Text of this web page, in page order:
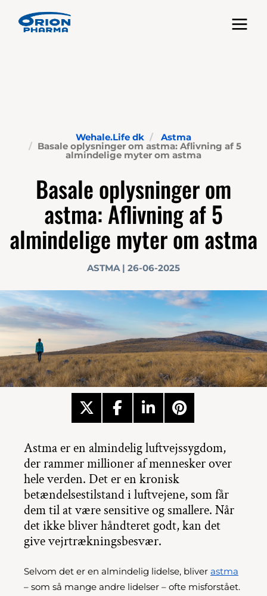
Toggle
Wehale.Life dk Astma
Basale oplysninger om astma: Aflivning af 5
almindelige myter om astma
Basale oplysninger om
astma: Aflivning af 5
almindelige myter om astma
ASTMA | 26-06-2025
Astma er en almindelig luftvejssygdom,
der rammer millioner af mennesker over
hele verden. Det er en kronisk
betændelsestilstand i luftvejene, som får
dem til at være sensitive og smallere. Når
det ikke bliver håndteret godt, kan det
give vejrtrækningsbesvær.
Selvom det er en almindelig lidelse, bliver astma
– som så mange andre lidelser – ofte misforstået.